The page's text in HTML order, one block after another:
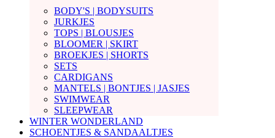
BODY'S | BODYSUITS
JURKJES
TOPS | BLOUSJES
BLOOMER | SKIRT
BROEKJES | SHORTS
SETS
CARDIGANS
MANTELS | BONTJES | JASJES
SWIMWEAR
SLEEPWEAR
WINTER WONDERLAND
SCHOENTJES & SANDAALTJES